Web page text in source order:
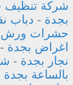
شركة تنظيف
بجدة - دباب
حشرات ورش
اغراض بجدة -
نجار بجدة -
بالساعة بجدة